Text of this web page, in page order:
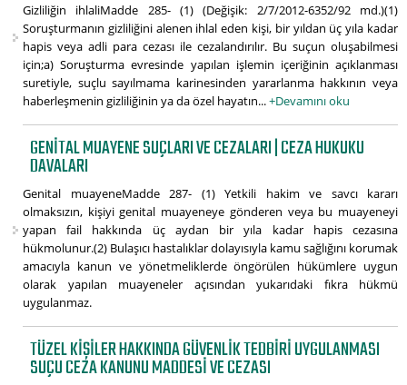
Gizliliğin ihlaliMadde 285- (1) (Değişik: 2/7/2012-6352/92 md.)(1)
Soruşturmanın gizliliğini alenen ihlal eden kişi, bir yıldan üç yıla kadar
hapis veya adli para cezası ile cezalandırılır. Bu suçun oluşabilmesi
için;a) Soruşturma evresinde yapılan işlemin içeriğinin açıklanması
suretiyle, suçlu sayılmama karinesinden yararlanma hakkının veya
haberleşmenin gizliliğinin ya da özel hayatın...+Devamını oku
GENITAL MUAYENE SUÇLARI VE CEZALARI | CEZA HUKUKU
DAVALARI
Genital muayeneMadde 287- (1) Yetkili hakim ve savcı kararı
olmaksızın, kişiyi genital muayeneye gönderen veya bu muayeneyi
yapan fail hakkında üç aydan bir yıla kadar hapis cezasına
hükmolunur.(2) Bulaşıcı hastalıklar dolayısıyla kamu sağlığını korumak
amacıyla kanun ve yönetmeliklerde öngörülen hükümlere uygun
olarak yapılan muayeneler açısından yukarıdaki fıkra hükmü
uygulanmaz.
TÜZEL KIŞILER HAKKINDA GÜVENLIK TEDBIRI UYGULANMASI
SUÇU CEZA KANUNU MADDESI VE CEZASI